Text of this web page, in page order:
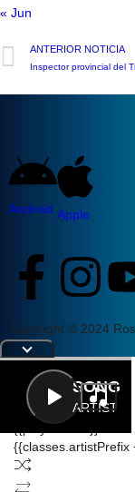
« Jun
ANTERIOR NOTICIA
Android Apple
Copyright © 2024
|
SONG
ARTIST
Letra
{{playListTitle}}
{{classes.artistPrefix